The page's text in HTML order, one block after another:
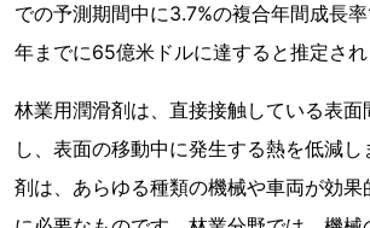
での予測期間中に3.7%の複合年間成長
年までに65億米ドルに達すると推定され
林業用潤滑剤は、直接接触している表面
し、表面の移動中に発生する熱を低減
剤は、あらゆる種類の機械や車両が効果